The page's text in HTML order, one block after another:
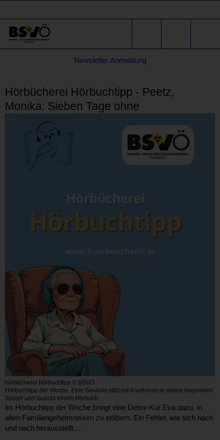
Stichwortsuche
Newsletter Anmeldung
Hörbücherei Hörbuchtipp - Peetz,
Monika: Sieben Tage ohne
hörbücherei hörbuchtipp © BSVÖ
Hörbuchtipp der Woche. Eine Seniorin sitzt mit Kopfhören in einem bequemen
Sessel und lauscht einem Hörbuch.
Im Hörbuchtipp der Woche bringt eine Detox-Kur Eva dazu, in
alten Familiengeheimnissen zu stöbern. Ein Fehler, wie sich nach
und nach herausstellt....